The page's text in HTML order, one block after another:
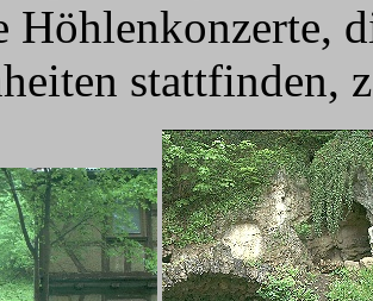
Höhlenkonzerte,
stattfinden,